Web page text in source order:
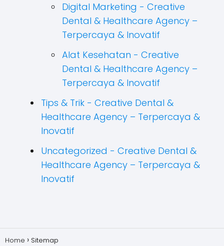
Digital Marketing - Creative
Dental & Healthcare Agency –
Terpercaya & Inovatif
Alat Kesehatan - Creative
Dental & Healthcare Agency –
Terpercaya & Inovatif
Tips & Trik - Creative Dental &
Healthcare Agency – Terpercaya &
Inovatif
Uncategorized - Creative Dental &
Healthcare Agency – Terpercaya &
Inovatif
Home Sitemap